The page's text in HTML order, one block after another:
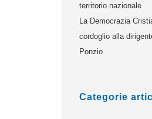
territorio nazionale
La Democrazia
cordoglio alla
Ponzio
Categorie